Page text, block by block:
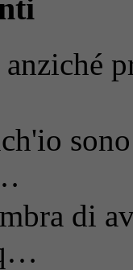
anziché
di